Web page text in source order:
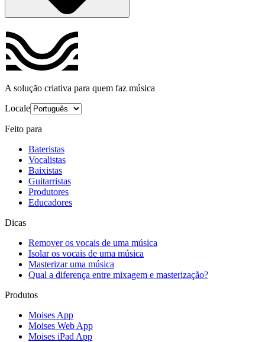
A solução criativa para quem faz música
Locale
Feito para
Bateristas
Vocalistas
Baixistas
Guitarristas
Produtores
Educadores
Dicas
Remover os vocais de uma música
Isolar os vocais de uma música
Masterizar uma música
Qual a diferença entre mixagem e masterização?
Produtos
Moises App
Moises Web App
Moises iPad App